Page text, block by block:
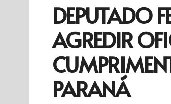
DEPUTADO
AGREDIR
PARANÁ